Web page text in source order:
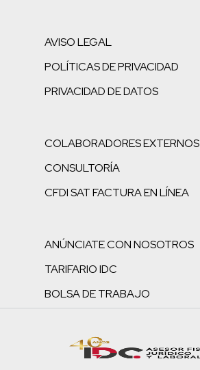
AVISO LEGAL
POLÍTICAS DE PRIVACIDAD
PRIVACIDAD DE DATOS
COLABORADORES EXTERNOS
CONSULTORÍA
CFDI SAT FACTURA EN LÍNEA
ANÚNCIATE CON NOSOTROS
TARIFARIO IDC
BOLSA DE TRABAJO